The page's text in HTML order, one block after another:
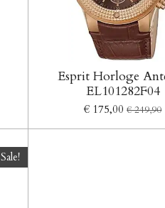
Esprit Horloge
EL101282F04
€ 175,00 € 249,90
Sale!